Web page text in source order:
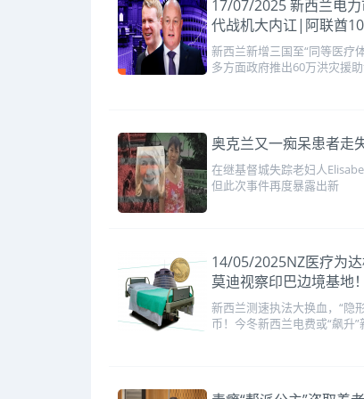
17/07/2025 新西兰电
代战机大内讧|阿联酋
新西兰新增三国至“同等医疗
多方面政府推出60万洪灾援
奥克兰又一痴呆患者走
在继基督城失踪老妇人
但此次事件再度暴露出新
14/05/2025NZ医疗为
莫迪视察印巴边境基地
新西兰测速执法大换血，“隐
币！今冬新西兰电费或“飙升